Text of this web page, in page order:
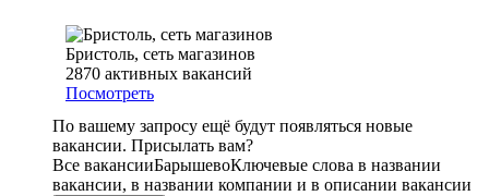
Бристоль, сеть магазинов
2870 активных вакансий
Посмотреть
По вашему запросу ещё будут появляться новые
вакансии. Присылать вам?
Все вакансииБарышевоКлючевые слова в названии
вакансии, в названии компании и в описании вакансии